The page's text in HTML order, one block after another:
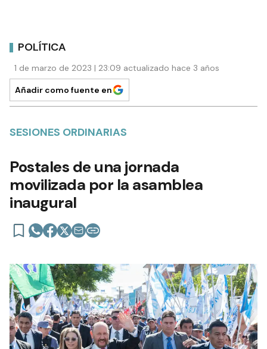
POLÍTICA
1 de marzo de 2023 | 23:09 actualizado hace 3 años
Añadir como fuente en
SESIONES ORDINARIAS
Postales de una jornada
movilizada por la asamblea
inaugural